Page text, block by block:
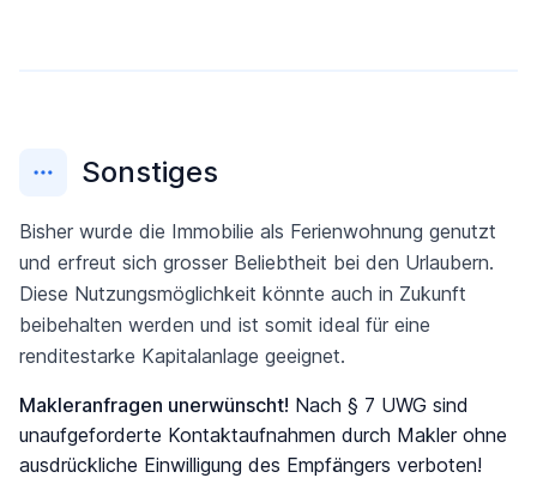
Sonstiges
Bisher wurde die Immobilie als Ferienwohnung genutzt
und erfreut sich grosser Beliebtheit bei den Urlaubern.
Diese Nutzungsmöglichkeit könnte auch in Zukunft
beibehalten werden und ist somit ideal für eine
renditestarke Kapitalanlage geeignet.
Makleranfragen unerwünscht! Nach § 7 UWG sind
unaufgeforderte Kontaktaufnahmen durch Makler ohne
ausdrückliche Einwilligung des Empfängers verboten!